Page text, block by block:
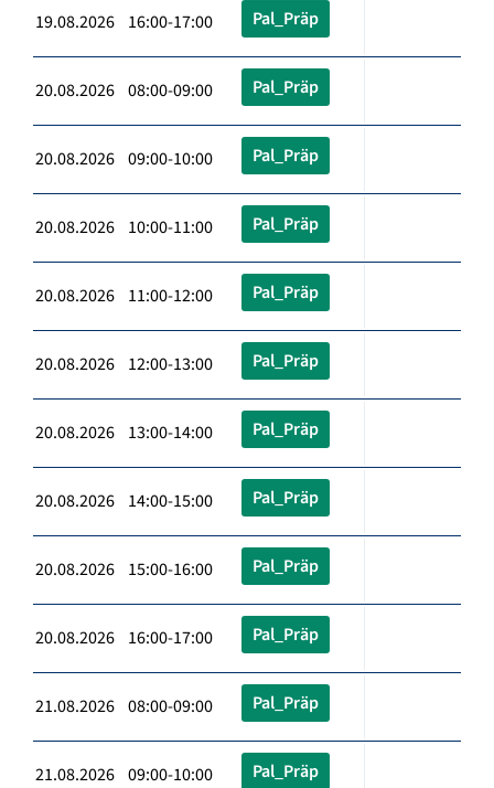
19.08.2026 16:00-17:00 Pal_Präp
20.08.2026 08:00-09:00 Pal_Präp
20.08.2026 09:00-10:00 Pal_Präp
20.08.2026 10:00-11:00 Pal_Präp
20.08.2026 11:00-12:00 Pal_Präp
20.08.2026 12:00-13:00 Pal_Präp
20.08.2026 13:00-14:00 Pal_Präp
20.08.2026 14:00-15:00 Pal_Präp
20.08.2026 15:00-16:00 Pal_Präp
20.08.2026 16:00-17:00 Pal_Präp
21.08.2026 08:00-09:00 Pal_Präp
21.08.2026 09:00-10:00 Pal_Präp